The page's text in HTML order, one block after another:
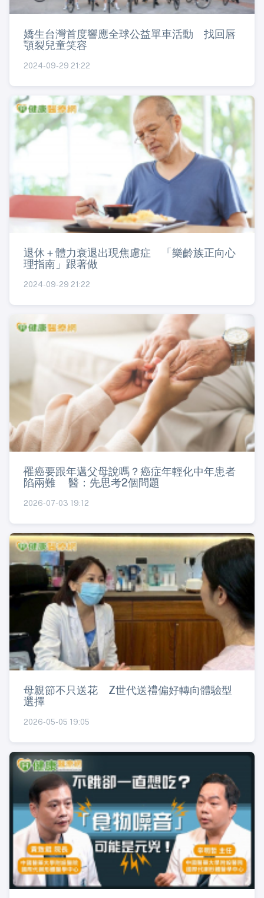
嬌生台灣首度響應全球公益單車活動 找回唇
顎裂兒童笑容
2024-09-29 21:22
退休＋體力衰退出現焦慮症 「樂齡族正向心
理指南」跟著做
2024-09-29 21:22
罹癌要跟年邁父母說嗎？癌症年輕化中年患者
陷兩難 醫：先思考2個問題
2026-07-03 19:12
母親節不只送花 Z世代送禮偏好轉向體驗型
選擇
2026-05-05 19:05